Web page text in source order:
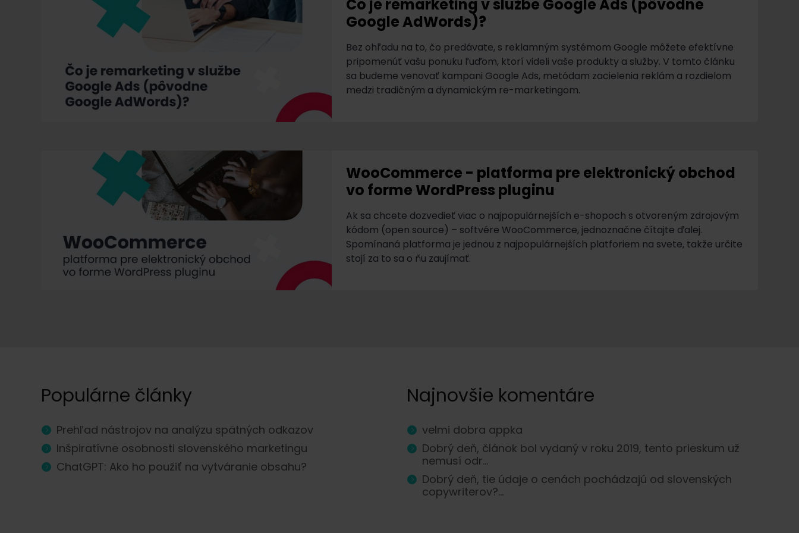
Čo je remarketing v službe Google Ads (pôvodne
Google AdWords)?
Bez ohľadu na to, čo predávate, s reklamným systémom Google môžete efektívne
pripomenúť vašu ponuku ľuďom, ktorí videli vaše produkty a služby. V tomto článku
sa budeme venovať kampani Google Ads, metódam zacielenia reklám a rozdielom
medzi tradičným a dynamickým re-marketingom.
WooCommerce - platforma pre elektronický obchod
vo forme WordPress pluginu
Ak sa chcete dozvedieť viac o najpopulárnejších e-shopoch s otvoreným zdrojovým
kódom (open source) – softvére WooCommerce, jednoznačne čítajte ďalej.
Spomínaná platforma je jednou z najpopulárnejších platforiem na svete, takže určite
stojí za to sa o ňu zaujímať.
Populárne články
Prehľad nástrojov na analýzu spätných odkazov
Inšpiratívne osobnosti slovenského marketingu
ChatGPT: Ako ho použiť na vytváranie obsahu?
Najnovšie komentáre
velmi dobra appka
Dobrý deň, článok bol vydaný v roku 2019, tento prieskum už
nemusí odr...
Dobrý deň, tie údaje o cenách pochádzajú od slovenských
copywriterov?...